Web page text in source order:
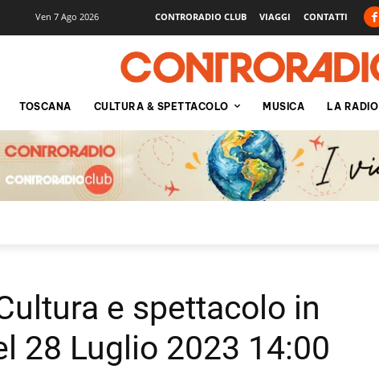
Ven 7 Ago 2026 CONTRORADIO CLUB VIAGGI CONTATTI
TOSCANA CULTURA & SPETTACOLO MUSICA LA RADIO
e spettacolo in
28 Luglio 2023 14:00